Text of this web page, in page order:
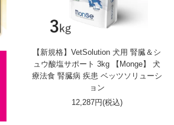
【新規格】VetSolution 犬用 腎臓＆シ
ュウ酸塩サポート 3kg 【Monge】 犬
療法食 腎臓病 疾患 ベッツソリューシ
ョン
12,287円(税込)